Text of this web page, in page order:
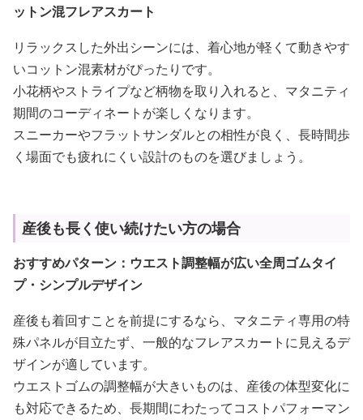
ットン混フレアスカート
リラックスした外出シーンには、着心地が軽くて動きやす
いコットン混素材がぴったりです。
小花柄やストライプなど柄物を取り入れると、マタニティ
期間のコーディネートが楽しくなります。
スニーカーやフラットサンダルとの相性が良く、長時間歩
く場面でも疲れにくい設計のものを選びましょう。
産後も長く使い続けたい方の場合
おすすめパターン：ウエスト調整幅が広い全周ゴムタイ
プ・シンプルデザイン
産後も着回すことを前提にするなら、マタニティ専用の特
殊パネルが目立たず、一般的なフレアスカートに見えるデ
ザインが適しています。
ウエストゴムの調整幅が大きいものは、産後の体型変化に
も対応できるため、長期間にわたってコストパフォーマン